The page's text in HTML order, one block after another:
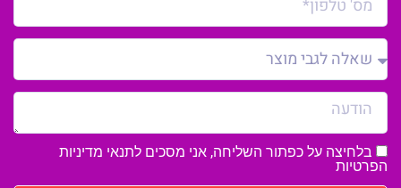
בלחיצה על כפתור השליחה, אני מסכים לתנאי מדיניות
הפרטיות